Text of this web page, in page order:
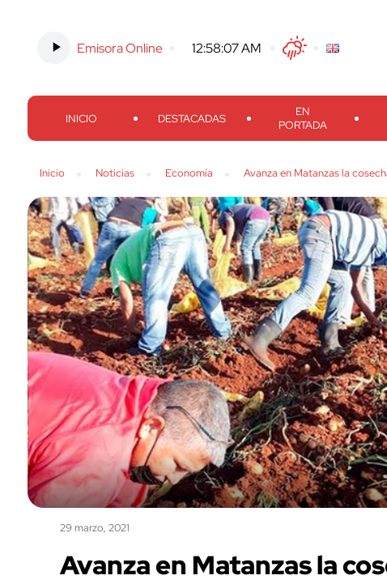
Emisora Online 12:58:09 AMTwitterFacebook
Threads
Instagram
INICIO DESTACADAS
EN
PORTADA
Inicio Noticias Economía Avanza en Matanzas la
29 marzo, 2021
Avanza en Matanzas la